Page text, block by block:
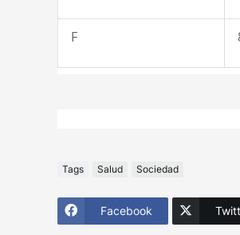
F
Tags Salud Sociedad
Facebook